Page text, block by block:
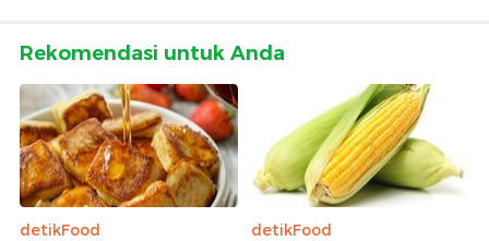
Rekomendasi untuk Anda
detikFood
detikFood